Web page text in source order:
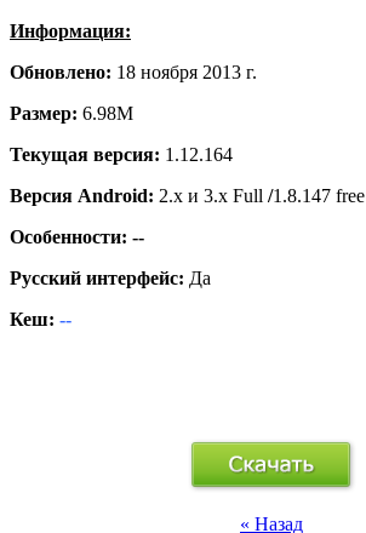
Информация:
Обновлено: 18 ноября 2013 г.
Размер: 6.98M
Текущая версия: 1.12.164
Версия Android: 2.x и 3.x Full /1.8.147 free
Особенности: --
Русский интерфейс: Да
Кеш: --
« Назад